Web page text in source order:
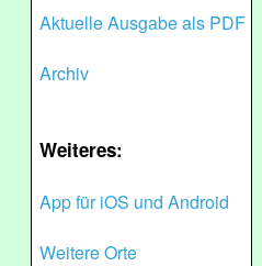
Aktuelle Ausgabe als PDF
Archiv
Weiteres:
App für iOS und Android
Weitere Orte